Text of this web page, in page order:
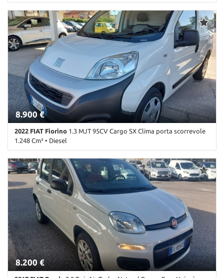
94.000 Km • Cambio Manuale (5) • Bianco pastello • 4 Porte • ABS •
Airbag • Airbag Passeggero • Alzacristalli elettrici • Autoradio •
Bluetooth • Bracciolo • Chiusura centralizzata • Climatizzatore •
Controllo trazione • ESP • Immobilizzatore elettronico • Porta
scorrevole • Servosterzo • Specchietti laterali elettrici • Start/Stop
Automatico • USB
8.900 €
2022 FIAT Fiorino 1.3 MJT 95CV Cargo SX Clima porta scorrevole
1.248 Cm³ • Diesel
103.000 Km • Cambio Manuale (5) • Bianco pastello • 4 Porte • ABS
• Airbag • Alzacristalli elettrici • Autoradio • Bluetooth • Bracciolo
• Chiusura centralizzata • Climatizzatore • Controllo trazione • ESP
• Immobilizzatore elettronico • Porta scorrevole • Servosterzo •
Specchietti laterali elettrici • Start/Stop Automatico • USB
8.200 €